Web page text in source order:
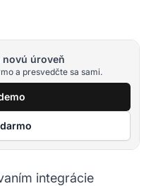
novú úroveň
a presvedčte sa sami.
integrácie